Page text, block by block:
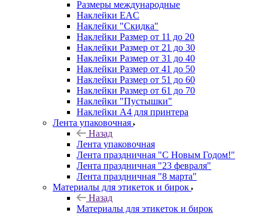
Размеры международные
Наклейки EAC
Наклейки "Скидка"
Наклейки Размер от 11 до 20
Наклейки Размер от 21 до 30
Наклейки Размер от 31 до 40
Наклейки Размер от 41 до 50
Наклейки Размер от 51 до 60
Наклейки Размер от 61 до 70
Наклейки "Пустышки"
Наклейки А4 для принтера
Лента упаковочная
Назад
Лента упаковочная
Лента праздничная "С Новым Годом!"
Лента праздничная "23 февраля"
Лента праздничная "8 марта"
Материалы для этикеток и бирок
Назад
Материалы для этикеток и бирок